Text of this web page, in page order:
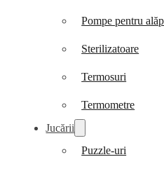
Pompe pentru
Sterilizatoare
Termosuri
Termometre
Jucării
Puzzle-uri